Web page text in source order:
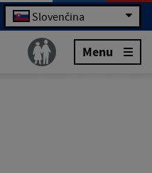
Slovenčina
Menu